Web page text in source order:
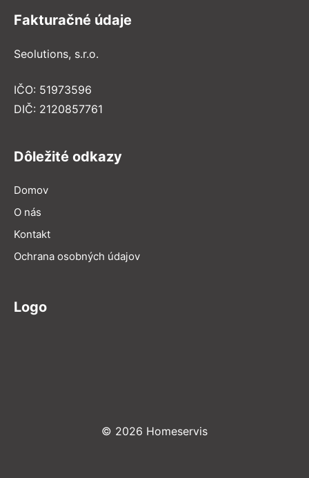
Fakturačné údaje
Seolutions, s.r.o.
IČO: 51973596
DIČ: 2120857761
Dôležité odkazy
Domov
O nás
Kontakt
Ochrana osobných údajov
Logo
© 2026 Homeservis